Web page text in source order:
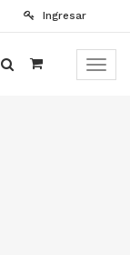
Ingresar
Menú